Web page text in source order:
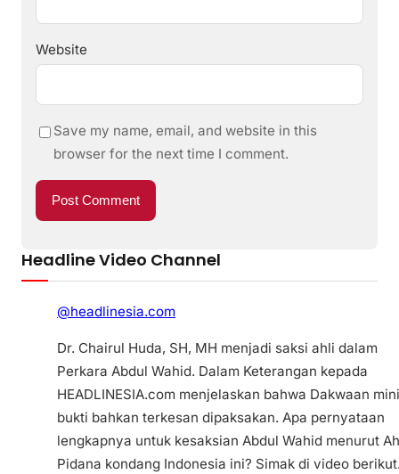
Website
Save my name, email, and website in this
browser for the next time I comment.
Headline Video Channel
@headlinesia.com
Dr. Chairul Huda, SH, MH menjadi saksi ahli dalam
Perkara Abdul Wahid. Dalam Keterangan kepada
HEADLINESIA.com menjelaskan bahwa Dakwaan
bukti bahkan terkesan dipaksakan. Apa pernyataan
lengkapnya untuk kesaksian Abdul Wahid menurut
Pidana kondang Indonesia ini? Simak di video